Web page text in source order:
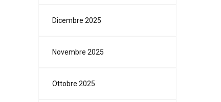
Dicembre 2025
Novembre 2025
Ottobre 2025